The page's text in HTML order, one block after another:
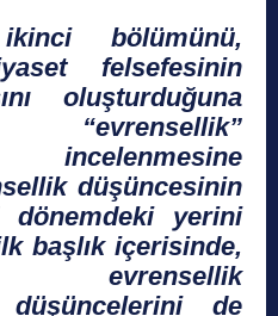
ikinci bölümünü,
felsefesinin
oluşturduğuna
“evrensellik”
incelenmesine
düşüncesinin
dönemdeki yerini
başlık içerisinde,
evrensellik
düşüncelerini de